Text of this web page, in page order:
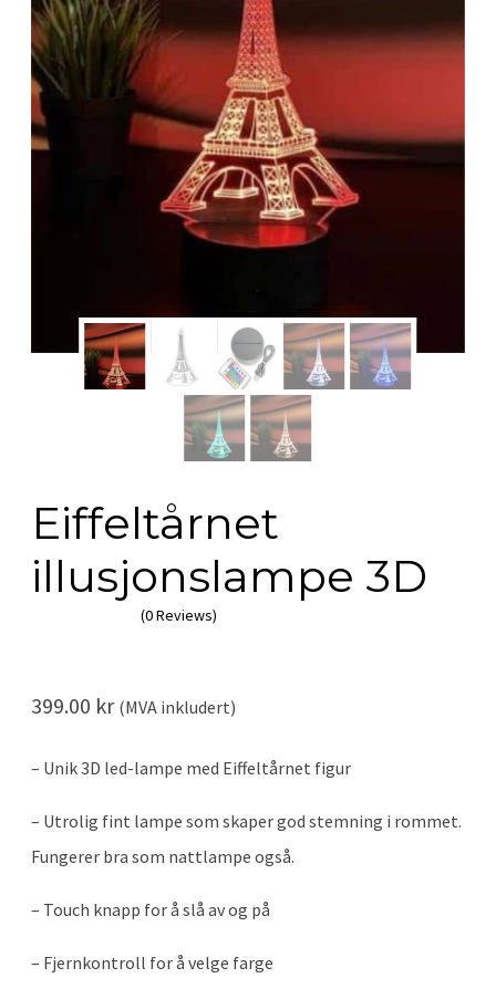
Eiffeltårnet
illusjonslampe 3D
(0 Reviews)
399.00 kr (MVA inkludert)
– Unik 3D led-lampe med Eiffeltårnet figur
– Utrolig fint lampe som skaper god stemning i rommet.
Fungerer bra som nattlampe også.
– Touch knapp for å slå av og på
– Fjernkontroll for å velge farge